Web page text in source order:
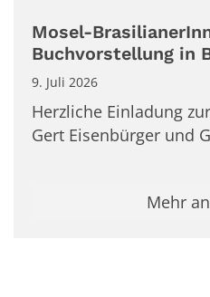
Mosel-
Buchvorstellung in
9. Juli 2026
Herzliche Einladung
Gert Eisenbürger und
Mehr